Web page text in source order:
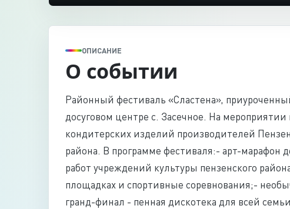
ОПИСАНИЕ
О событии
Районный фестиваль «Сластена»,
досуговом центре с. Засечное. На
кондитерских изделий производителей
района. В программе фестиваля:- арт-марафон
работ учреждений культуры пензенского
площадках и спортивные соревнования;-
гранд-финал - пенная дискотека для всей